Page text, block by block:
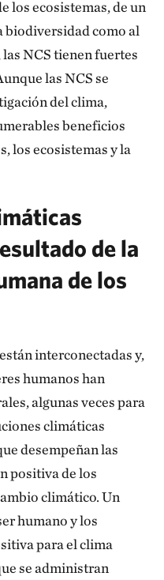
los ecosistemas, de un
biodiversidad como al
NCS tienen fuertes
las NCS se
del clima,
beneficios
los ecosistemas y la
de la
de los
interconectadas y,
humanos han
algunas veces para
climáticas
desempeñan las
positiva de los
climático. Un
humano y los
para el clima
se administran